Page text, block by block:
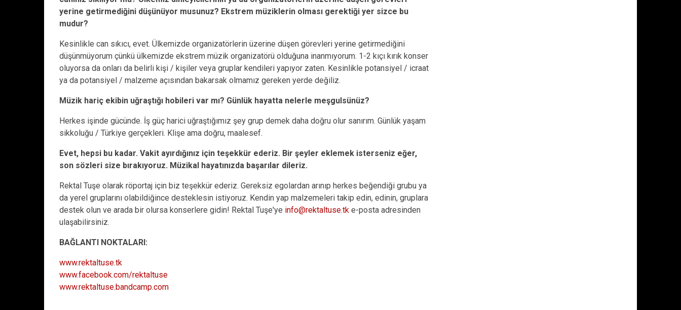
yerine getirmediğini düşünüyor musunuz? Ekstrem müziklerin olması gerektiği yer sizce bu
mudur?
Kesinlikle can sıkıcı, evet. Ülkemizde organizatörlerin üzerine düşen görevleri yerine getirmediğini
düşünmüyorum çünkü ülkemizde ekstrem müzik organizatörü olduğuna inanmıyorum. 1-2 kıçı kırık konser
oluyorsa da onları da belirli kişi / kişiler veya gruplar kendileri yapıyor zaten. Kesinlikle potansiyel / icraat
ya da potansiyel / malzeme açısından bakarsak olmamız gereken yerde değiliz.
Müzik hariç ekibin uğraştığı hobileri var mı? Günlük hayatta nelerle meşgulsünüz?
Herkes işinde gücünde. İş güç harici uğraştığımız şey grup demek daha doğru olur sanırım. Günlük yaşam
sikkoluğu / Türkiye gerçekleri. Klişe ama doğru, maalesef.
Evet, hepsi bu kadar. Vakit ayırdığınız için teşekkür ederiz. Bir şeyler eklemek isterseniz eğer,
son sözleri size bırakıyoruz. Müzikal hayatınızda başarılar dileriz.
Rektal Tuşe olarak röportaj için biz teşekkür ederiz. Gereksiz egolardan arınıp herkes beğendiği grubu ya
da yerel gruplarını olabildiğince desteklesin istiyoruz. Kendin yap malzemeleri takip edin, edinin, gruplara
destek olun ve arada bir olursa konserlere gidin! Rektal Tuşe'ye info@rektaltuse.tk e-posta adresinden
ulaşabilirsiniz.
BAĞLANTI NOKTALARI:
www.rektaltuse.tk
www.facebook.com/rektaltuse
www.rektaltuse.bandcamp.com